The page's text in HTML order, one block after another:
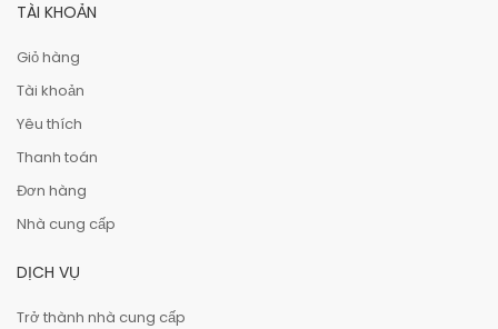
TÀI KHOẢN
Giỏ hàng
Tài khoản
Yêu thích
Thanh toán
Đơn hàng
Nhà cung cấp
DỊCH VỤ
Trở thành nhà cung cấp